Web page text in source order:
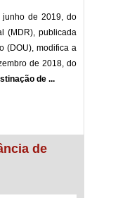
junho de 2019, do
(MDR), publicada
(DOU), modifica a
de 2018, do
de ...
de